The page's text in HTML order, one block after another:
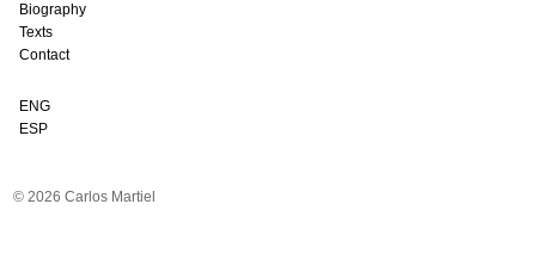
Biography
Texts
Contact
ENG
ESP
© 2026 Carlos Martiel